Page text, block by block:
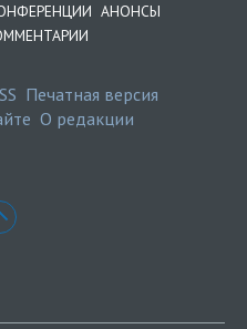
АНОНСЫ
Печатная версия
О редакции